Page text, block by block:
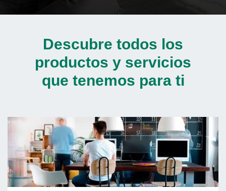
Descubre todos los
productos y servicios
que tenemos para ti